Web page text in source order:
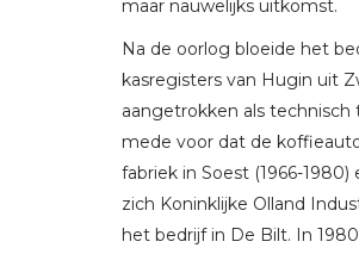
maar nauwelijks uitkomst.
Na de oorlog bloeide het
kasregisters van Hugin uit
aangetrokken als
mede voor dat de
fabriek in Soest (1966-
zich Koninklijke Olland
het bedrijf in De Bilt. In